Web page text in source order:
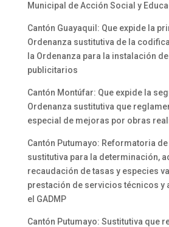
Municipal de Acción Social y
Cantón Guayaquil: Que expide la
Ordenanza sustitutiva de la
la Ordenanza para la instalación
publicitarios
Cantón Montúfar: Que expide la
Ordenanza sustitutiva que
especial de mejoras por obras
Cantón Putumayo: Reformatoria
sustitutiva para la determinación,
recaudación de tasas y especies
prestación de servicios técnicos y
el GADMP
Cantón Putumayo: Sustitutiva que